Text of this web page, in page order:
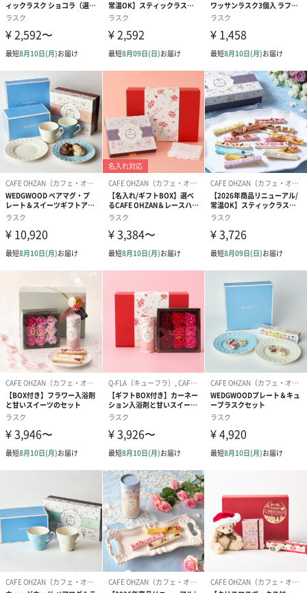
いただけなかった場合、再配送やご返金は承っており
ません。何卒ご理解の程お願い申し上げます。
・同一カートにて本商品と他TANP発送商品をご注文い
ただいた場合は、原則同梱の上クール便（冷蔵）にて
発送させていただきます。
※商品によっては箱を分け、クール便と通常便でそ
れぞれ分けて発送する場合がございます。
商品オプション情報
紙袋（M）
ブランドオリジナルの手提げ袋をお付けします。
※ダンボール装飾の箱が入らないサイズです。ダンボール装飾と
紙袋をお求めいただく場合は、TANPオリジナル紙袋のご選択をお
薦めいたします。
CAFE OHZAN紙袋（M）（0円）
紙袋
お渡し用の紙袋です。
商品に合わせたサイズをお届けします。